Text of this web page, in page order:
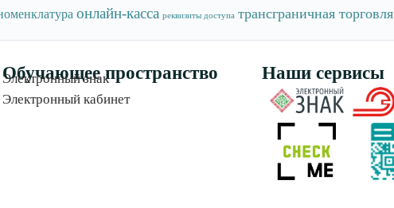
онлайн-касса реквизиты доступа трансграничная торговля
Обучающее пространство
Электронный знак
Электронный кабинет
Наши сервисы